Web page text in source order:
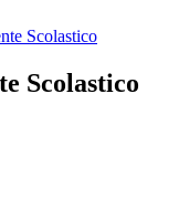
Scolastico
Scolastico